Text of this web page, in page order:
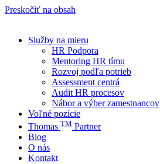
Preskočiť na obsah
Služby na mieru
HR Podpora
Mentoring HR tímu
Rozvoj podľa potrieb
Assessment centrá
Audit HR procesov
Nábor a výber zamestnancov
Voľné pozície
Thomas TM Partner
Blog
O nás
Kontakt